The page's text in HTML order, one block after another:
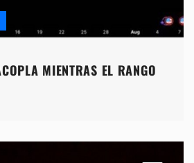
MIENTRAS EL RANGO